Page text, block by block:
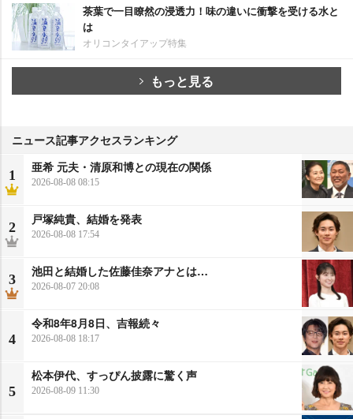
茶葉で一目瞭然の浸透力！味の違いに衝撃を受ける水と
は
オリコンタイアップ特集
もっと見る
ニュース記事アクセスランキング
1
亜希 元夫・清原和博との現在の関係
2026-08-08 08:15
2
戸塚純貴、結婚を発表
2026-08-08 17:54
3
池田と結婚した佐藤佳奈アナとは…
2026-08-07 20:08
4
令和8年8月8日、吉報続々
2026-08-08 18:17
5
松本伊代、すっぴん披露に驚く声
2026-08-09 11:30